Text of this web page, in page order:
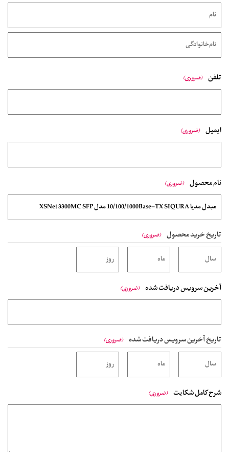
تلفن (ضروری)
ایمیل (ضروری)
نام محصول (ضروری)
تاریخ خرید محصول (ضروری)
آخرین سرویس دریافت شده (ضروری)
تاریخ آخرین سرویس دریافت شده (ضروری)
شرح کامل شکایت (ضروری)